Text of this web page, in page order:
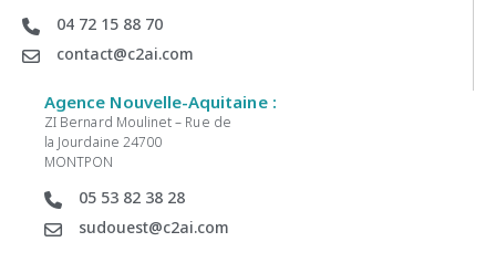
04 72 15 88 70
contact@c2ai.com
Agence Nouvelle-Aquitaine :
ZI Bernard Moulinet – Rue de
la Jourdaine 24700
MONTPON
05 53 82 38 28
sudouest@c2ai.com